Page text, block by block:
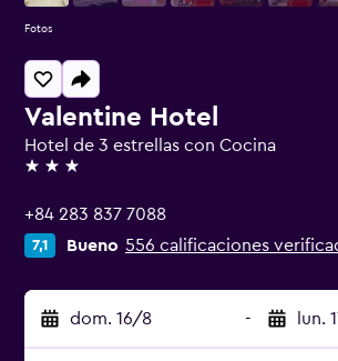
Valentine Hotel
Hotel de 3 estrellas con Cocina
3 estrellas
+84 283 837 7088
7,1 Bueno 556 calificaciones
dom. 16/8 - lun.
Fotos